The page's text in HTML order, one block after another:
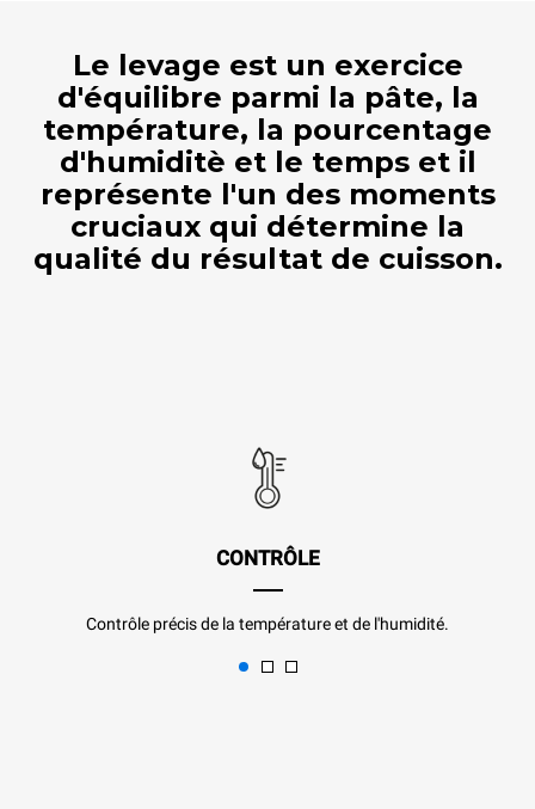
Le levage est un exercice
d'équilibre parmi la pâte, la
température, la pourcentage
d'humiditè et le temps et il
représente l'un des moments
cruciaux qui détermine la
qualité du résultat de cuisson.
CONTRÔLE
Contrôle précis de la température et de l'humidité.